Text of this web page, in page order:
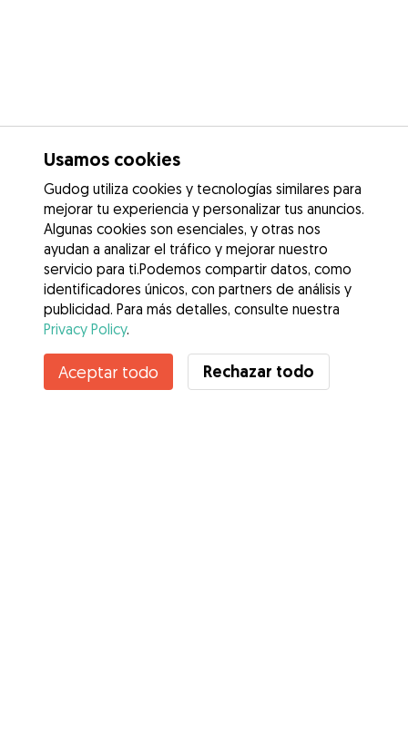
Contacta con Nacho
¿Conoces los Beneficios de Gudog? Ver más
Usamos cookies
Gudog utiliza cookies y tecnologías similares para
mejorar tu experiencia y personalizar tus anuncios.
Algunas cookies son esenciales, y otras nos
ayudan a analizar el tráfico y mejorar nuestro
servicio para ti.Podemos compartir datos, como
identificadores únicos, con partners de análisis y
publicidad. Para más detalles, consulte nuestra
Privacy Policy.
Aceptar todo Rechazar todo